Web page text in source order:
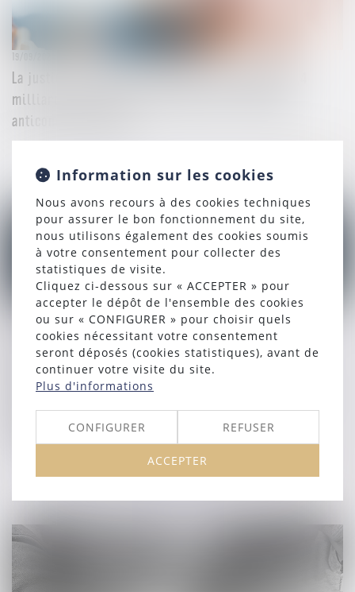
La justice européenne confirme une amende de 2,4
milliards d'euros contre Google pour pratiques
anticoncurrentielles
19/09/2024
Déclaration commune du Réseau Européen de
Concurrence sur l’initiative de la Commission
européenne d’adopter des Lignes directrices sur
l'application de l'article 102 du TFUE aux pratiques
d’éviction abusives des entreprises en position
dominante
12/09/2024
Lire la suite
Information sur les cookies
Nous avons recours à des cookies techniques
pour assurer le bon fonctionnement du site,
nous utilisons également des cookies soumis
à votre consentement pour collecter des
statistiques de visite.
Cliquez ci-dessous sur « ACCEPTER » pour
accepter le dépôt de l'ensemble des cookies
ou sur « CONFIGURER » pour choisir quels
cookies nécessitant votre consentement
seront déposés (cookies statistiques), avant de
continuer votre visite du site.
Plus d'informations
CONFIGURER REFUSER
ACCEPTER